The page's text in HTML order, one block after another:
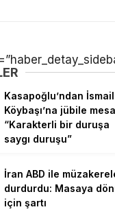
Kasapoğlu’ndan İsmail
Köybaşı’na jübile
“Karakterli bir duruşa
saygı duruşu”
İran ABD ile
durdurdu: Masaya
için şartı